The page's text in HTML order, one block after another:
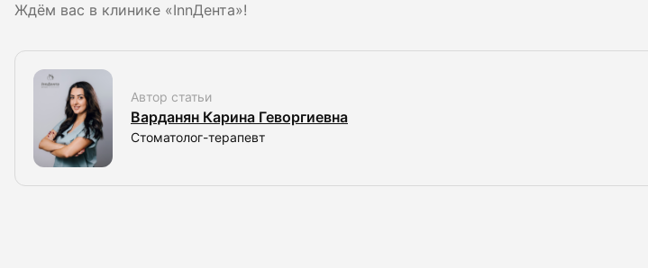
Ждём вас в клинике «InnДента»!
Автор статьи
Варданян Карина Геворгиевна
Стоматолог-терапевт